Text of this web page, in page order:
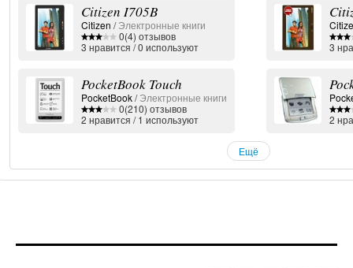
Citizen I705B
Citizen /Электронные книги
0(4) отзывов
3 нравится /0 используют
PocketBook Touch
PocketBook/Электронные книги
0(210) отзывов
2 нравится /1 используют
3
2
Ещё